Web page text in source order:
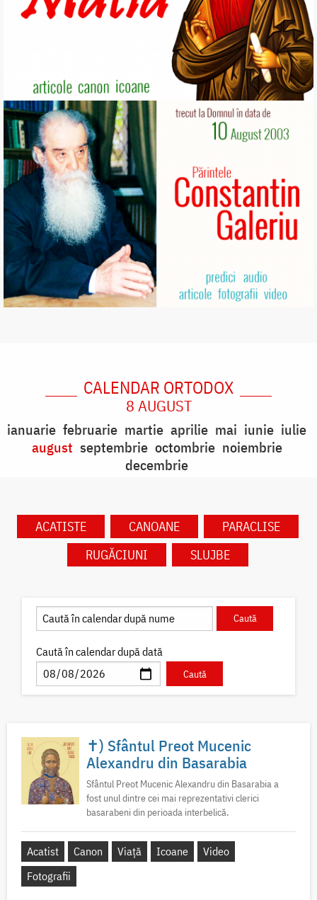
CALENDAR ORTODOX
8 AUGUST
ianuarie februarie martie aprilie mai iunie iulie
august septembrie octombrie noiembrie
decembrie
ACATISTE CANOANE
PARACLISE
RUGĂCIUNI
SLUJBE
Caută în calendar după dată
✝) Sfântul Preot Mucenic
Alexandru din Basarabia
Sfântul Preot Mucenic Alexandru din Basarabia a
fost unul dintre cei mai reprezentativi clerici
basarabeni din perioada interbelică.
Acatist Canon Viață Icoane
Video
Fotografii